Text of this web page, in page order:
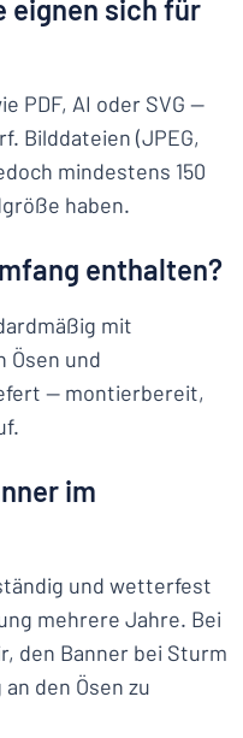
eignen sich für
PDF, AI oder SVG —
Bilddateien (JPEG,
mindestens 150
haben.
enthalten?
mit
Ösen und
— montierbereit,
im
und wetterfest
mehrere Jahre. Bei
den Banner bei Sturm
den Ösen zu